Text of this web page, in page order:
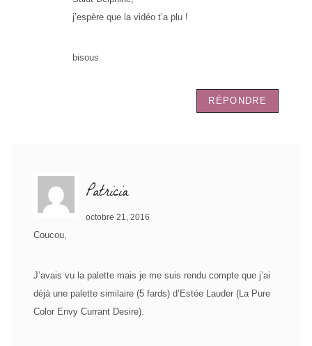
j’espère que la vidéo t’a plu !
bisous
RÉPONDRE
Patricia
octobre 21, 2016
Coucou,
J’avais vu la palette mais je me suis rendu compte que j’ai
déjà une palette similaire (5 fards) d’Estée Lauder (La Pure
Color Envy Currant Desire).